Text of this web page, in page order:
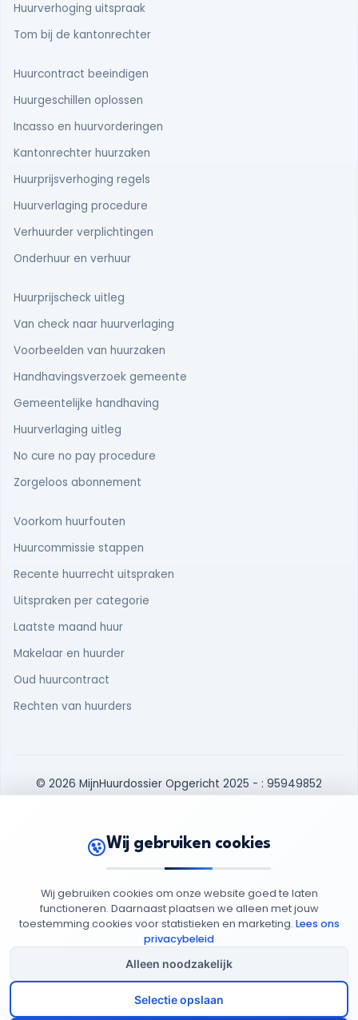
Huurverhoging uitspraak
Tom bij de kantonrechter
Huurcontract beeindigen
Huurgeschillen oplossen
Incasso en huurvorderingen
Kantonrechter huurzaken
Huurprijsverhoging regels
Huurverlaging procedure
Verhuurder verplichtingen
Onderhuur en verhuur
Huurprijscheck uitleg
Van check naar huurverlaging
Voorbeelden van huurzaken
Handhavingsverzoek gemeente
Gemeentelijke handhaving
Huurverlaging uitleg
No cure no pay procedure
Zorgeloos abonnement
Voorkom huurfouten
Huurcommissie stappen
Recente huurrecht uitspraken
Uitspraken per categorie
Laatste maand huur
Makelaar en huurder
Oud huurcontract
Rechten van huurders
© 2026 MijnHuurdossier Opgericht 2025 - : 95949852
Privacy
Cookie
Algemene
Cookie
Wij gebruiken cookies
Wij gebruiken cookies om onze website goed te laten
functioneren. Daarnaast plaatsen we alleen met jouw
toestemming cookies voor statistieken en marketing. Lees ons
privacybeleid
Alleen noodzakelijk
Selectie opslaan